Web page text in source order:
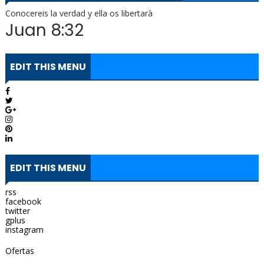
Conocereis la verdad y ella os libertarà
Juan 8:32
EDIT THIS MENU
EDIT THIS MENU
rss
facebook
twitter
gplus
instagram
Ofertas